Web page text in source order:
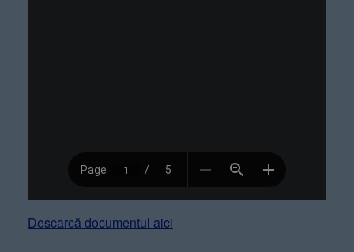
Descarcă documentul aici